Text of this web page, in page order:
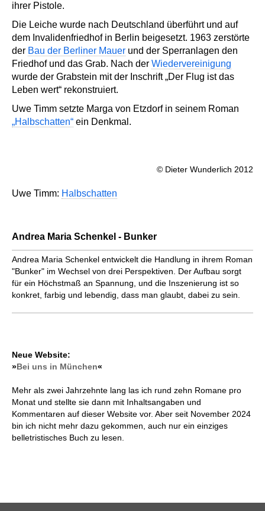
ihrer Pistole.
Die Leiche wurde nach Deutschland überführt und auf
dem Invalidenfriedhof in Berlin beigesetzt. 1963 zerstörte
der Bau der Berliner Mauer und der Sperranlagen den
Friedhof und das Grab. Nach der Wiedervereinigung
wurde der Grabstein mit der Inschrift „Der Flug ist das
Leben wert“ rekonstruiert.
Uwe Timm setzte Marga von Etzdorf in seinem Roman
„Halbschatten“ ein Denkmal.
© Dieter Wunderlich 2012
Uwe Timm: Halbschatten
Andrea Maria Schenkel - Bunker
Andrea Maria Schenkel entwickelt die Handlung in ihrem Roman
"Bunker" im Wechsel von drei Perspektiven. Der Aufbau sorgt
für ein Höchstmaß an Spannung, und die Inszenierung ist so
konkret, farbig und lebendig, dass man glaubt, dabei zu sein.
Neue Website:
»Bei uns in München«
Mehr als zwei Jahrzehnte lang las ich rund zehn Romane pro
Monat und stellte sie dann mit Inhaltsangaben und
Kommentaren auf dieser Website vor. Aber seit November 2024
bin ich nicht mehr dazu gekommen, auch nur ein einziges
belletristisches Buch zu lesen.